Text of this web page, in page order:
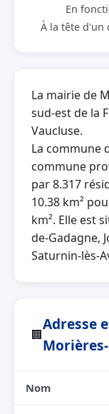
En
À la tête d'un
La mairie de
sud-est de la
Vaucluse.
La commune
commune
par 8.317
10.38 km²
km². Elle est
de-Gadagne,
Saturnin-lès-
🏢
Adresse
Nom